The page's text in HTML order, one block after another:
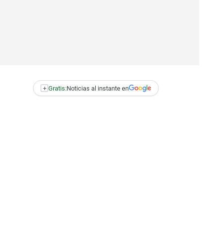
+ Gratis:Noticias al instante en